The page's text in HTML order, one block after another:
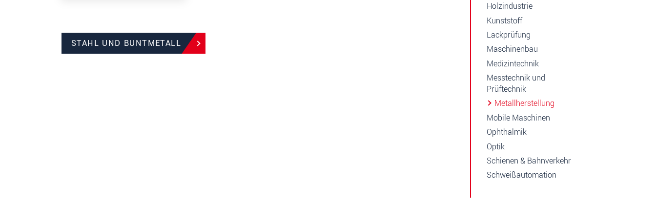
STAHL UND BUNTMETALL
Holzindustrie
Kunststoff
Lackprüfung
Maschinenbau
Medizintechnik
Messtechnik und
Prüftechnik
Metallherstellung
Mobile Maschinen
Ophthalmik
Optik
Schienen & Bahnverkehr
Schweißautomation